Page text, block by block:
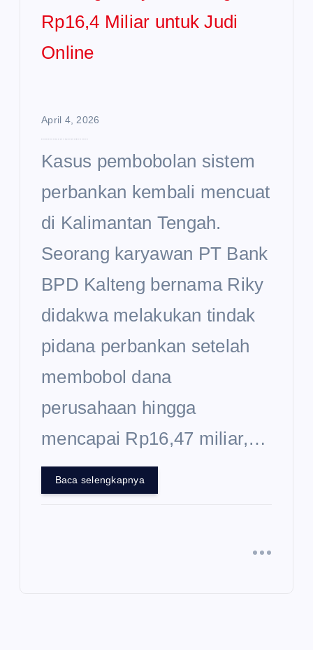
April 4, 2026
Kasus pembobolan sistem
perbankan kembali mencuat
di Kalimantan Tengah.
Seorang karyawan PT Bank
BPD Kalteng bernama Riky
didakwa melakukan tindak
pidana perbankan setelah
membobol dana
perusahaan hingga
mencapai Rp16,47 miliar,…
Baca selengkapnya